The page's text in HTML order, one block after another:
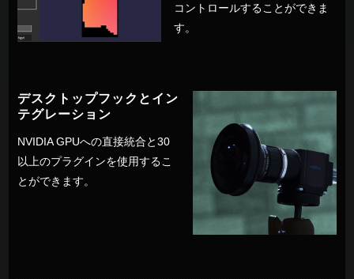
コントロールすることができま
す。
デスクトップフックとイン
テグレーション
NVIDIA GPUへの直接統合と30
以上のプラグインを使用するこ
とができます。